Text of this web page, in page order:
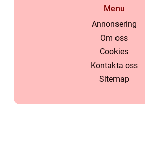
Menu
Annonsering
Om oss
Cookies
Kontakta oss
Sitemap